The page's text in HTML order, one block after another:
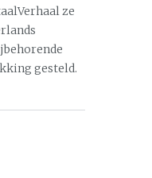
ze
gesteld.